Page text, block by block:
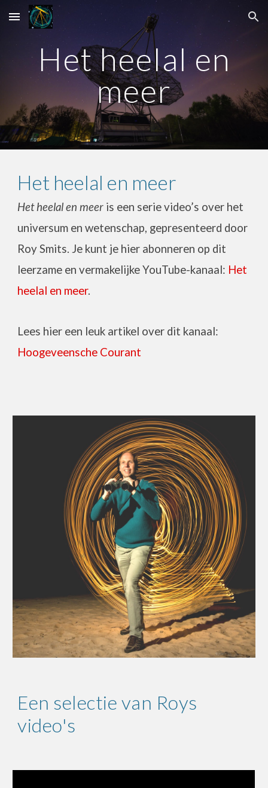
Skip to main content Skip to navigation
Het heelal en
meer
Het heelal en meer
Het heelal en meer is een serie video’s over het
universum en wetenschap, gepresenteerd door
Roy Smits. Je kunt je hier abonneren op dit
leerzame en vermakelijke YouTube-kanaal: Het
heelal en meer.
Lees hier een leuk artikel over dit kanaal:
Hoogeveensche Courant
Een selectie van Roys
video's